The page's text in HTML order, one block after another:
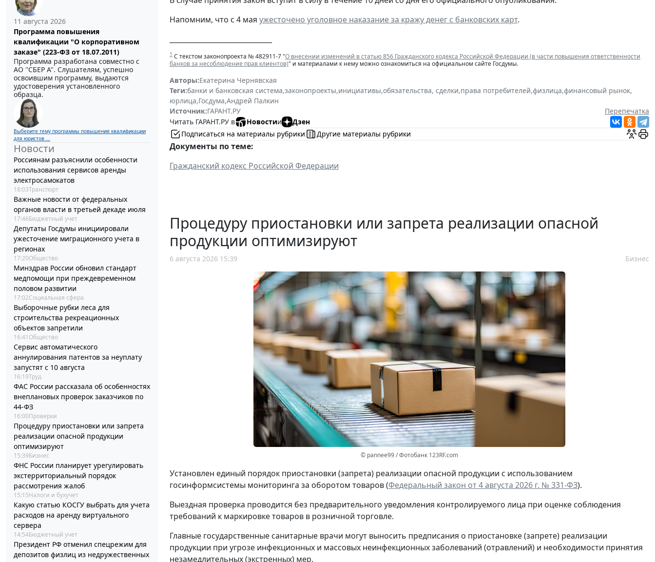
11 августа 2026
Программа повышения
квалификации "О корпоративном
заказе" (223-ФЗ от 18.07.2011)
Программа разработана совместно с
АО ''СБЕР А". Слушателям, успешно
освоившим программу, выдаются
удостоверения установленного
образца.
Выберите тему программы повышения квалификации
для юристов ...
Новости
Россиянам разъяснили особенности
использования сервисов аренды
электросамокатов
18:03Транспорт
Важные новости от федеральных
органов власти в третьей декаде июля
17:46Бюджетный учет
Депутаты Госдумы инициировали
ужесточение миграционного учета в
регионах
17:20Общество
Минздрав России обновил стандарт
медпомощи при преждевременном
половом развитии
17:02Социальная сфера
Выборочные рубки леса для
строительства рекреационных
объектов запретили
16:41 Общество
Сервис автоматического
аннулирования патентов за неуплату
запустят с 10 августа
16:19Труд
ФАС России рассказала об особенностях
внеплановых проверок заказчиков по
44-ФЗ
16:00Проверки
Процедуру приостановки или запрета
реализации опасной продукции
оптимизируют
15:39Бизнес
ФНС России планирует урегулировать
экстерриториальный порядок
рассмотрения жалоб
15:15Налоги и бухучет
Какую статью КОСГУ выбрать для учета
расходов на аренду виртуального
сервера
14:54Бюджетный учет
Президент РФ отменил спецрежим для
депозитов физлиц из недружественных
Напомним, что с 4 мая ужесточено уголовное наказание за кражу денег с банковских карт.
1 С текстом законопроекта № 482911-7 "О внесении изменений в статью 856 Гражданского кодекса Российской Федерации (в части повышения ответственности
банков за несоблюдение прав клиентов)" и материалами к нему можно ознакомиться на официальном сайте Госдумы.
Авторы:Екатерина Чернявская
Теги:банки и банковская система,законопроекты,инициативы,обязательства, сделки,права потребителей,физлица,финансовый рынок,
юрлица,Госдума,Андрей Палкин
Источник:ГАРАНТ.РУ
Перепечатка
Читать ГАРАНТ.РУ в
Новостии
Дзен
Подписаться на материалы рубрики
Другие материалы рубрики
Документы по теме:
Гражданский кодекс Российской Федерации
Процедуру приостановки или запрета реализации опасной
продукции оптимизируют
6 августа 2026 15:39 Бизнес
© pannee99 / Фотобанк 123RF.com
Установлен единый порядок приостановки (запрета) реализации опасной продукции с использованием
госинформсистемы мониторинга за оборотом товаров (Федеральный закон от 4 августа 2026 г. № 331-ФЗ).
Выездная проверка проводится без предварительного уведомления контролируемого лица при оценке соблюдения
требований к маркировке товаров в розничной торговле.
Главные государственные санитарные врачи могут выносить предписания о приостановке (запрете) реализации
продукции при угрозе инфекционных и массовых неинфекционных заболеваний (отравлений) и необходимости принятия
незамедлительных (экстренных) мер.